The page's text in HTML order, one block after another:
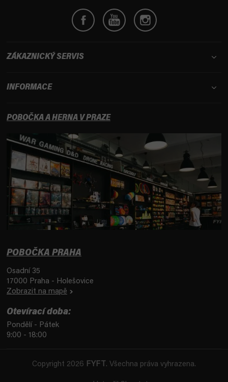
ZÁKAZNICKÝ SERVIS
INFORMACE
POBOČKA A HERNA V PRAZE
POBOČKA PRAHA
Osadní 35
17000 Praha - Holešovice
Zobrazit na mapě
Otevírací doba:
Pondělí - Pátek
9:00 - 18:00
Copyright 2026 FYFT . Všechna práva vyhrazena.